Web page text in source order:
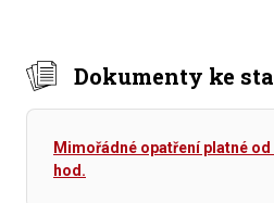
Dokumenty ke
Mimořádné opatření platné od
hod.